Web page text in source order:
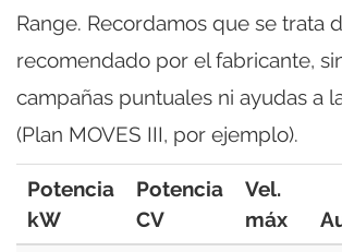
Range. Recordamos que se trata
recomendado por el fabricante,
campañas puntuales ni ayudas a
(Plan MOVES III, por ejemplo).
Potencia
kW
Potencia
CV
Vel.
máx